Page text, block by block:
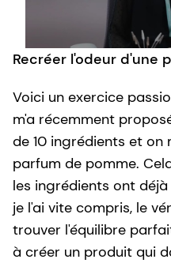
Recréer l'odeur d'une
Voici un exercice
m'a récemment
de 10 ingrédients et on
parfum de pomme.
les ingrédients ont
je l'ai vite compris, le
trouver l'équilibre
à créer un produit qui